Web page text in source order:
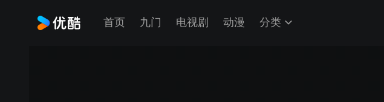
首页 九门 电视剧 动漫 分类